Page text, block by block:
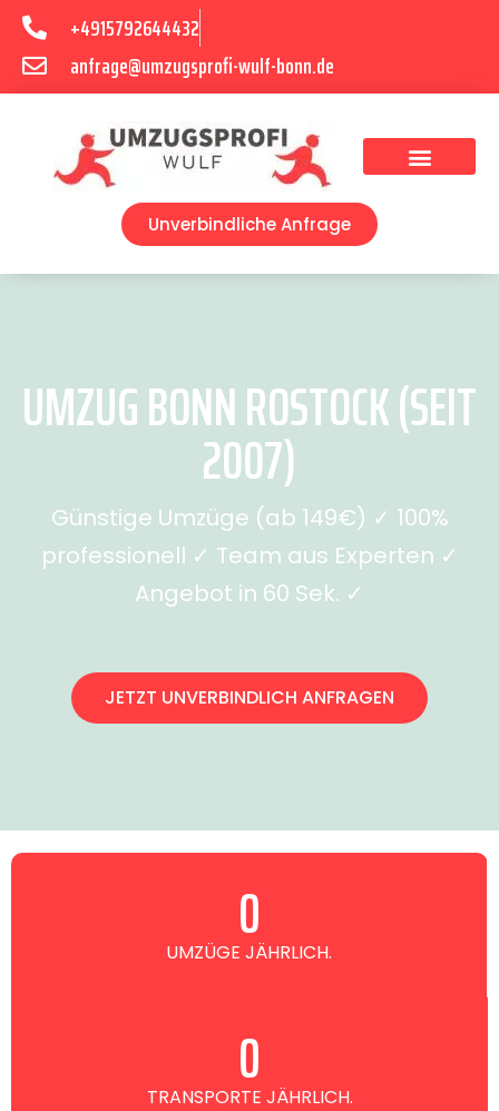
+4915792644432
anfrage@umzugsprofi-wulf-bonn.de
Unverbindliche Anfrage
UMZUG BONN ROSTOCK (SEIT
2007)
Günstige Umzüge (ab 149€) ✓ 100%
professionell ✓ Team aus Experten ✓
Angebot in 60 Sek. ✓
JETZT UNVERBINDLICH ANFRAGEN
UMZÜGE JÄHRLICH.
0
TRANSPORTE JÄHRLICH.
0